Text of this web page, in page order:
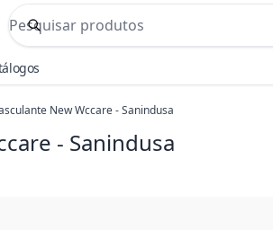
commerce search no header
Procurar
New Wccare - Sanindusa
- Sanindusa